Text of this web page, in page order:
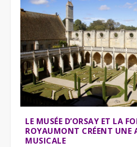
LE MUSÉE D’ORSAY ET LA
ROYAUMONT CRÉENT UNE
MUSICALE